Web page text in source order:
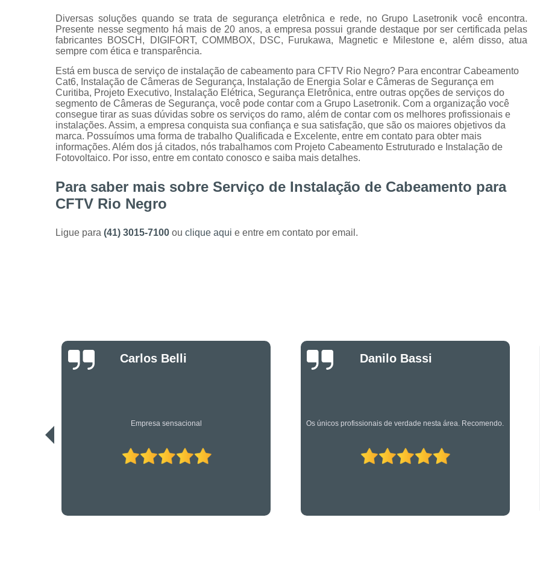
Instalação e Manutenção Cerca Elétrica
Manutenção de Segurança Eletrônica Curitiba
Câmera para Acompanhamento de
Instalação Câmeras Hikvision
Instalação
Instalação de Câmera de Segurança Curitiba
Instalação de Câmeras Axis
Instalação de
Instalação e Configuração de Sistema para
Desenvolvimento de
Desenvolvimento de Projetos em Automação
Diversas soluções quando se trata de segurança eletrônica e rede, no Grupo Lasetronik você encontra.
Presente nesse segmento há mais de 20 anos, a empresa possui grande destaque por ser certificada pelas
fabricantes BOSCH, DIGIFORT, COMMBOX, DSC, Furukawa, Magnetic e Milestone e, além disso, atua
sempre com ética e transparência.
Está em busca de serviço de instalação de cabeamento para CFTV Rio Negro? Para encontrar Cabeamento
Cat6, Instalação de Câmeras de Segurança, Instalação de Energia Solar e Câmeras de Segurança em
Curitiba, Projeto Executivo, Instalação Elétrica, Segurança Eletrônica, entre outras opções de serviços do
segmento de Câmeras de Segurança, você pode contar com a Grupo Lasetronik. Com a organização você
consegue tirar as suas dúvidas sobre os serviços do ramo, além de contar com os melhores profissionais e
instalações. Assim, a empresa conquista sua confiança e sua satisfação, que são os maiores objetivos da
marca. Possuímos uma forma de trabalho Qualificada e Excelente, entre em contato para obter mais
informações. Além dos já citados, nós trabalhamos com Projeto Cabeamento Estruturado e Instalação de
Fotovoltaico. Por isso, entre em contato conosco e saiba mais detalhes.
Para saber mais sobre Serviço de Instalação de Cabeamento para
CFTV Rio Negro
Ligue para (41) 3015-7100 ou clique aqui e entre em contato por email.
Danilo Bassi
Os únicos profissionais de verdade nesta área. Recomendo.
Luciano Rueda
Oliveira
Os caras são bons mesmo! Profissionais de primeira!